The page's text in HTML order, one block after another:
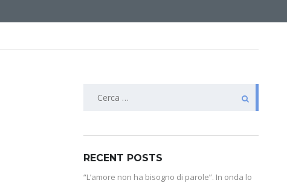
RECENT POSTS
“L’amore non ha bisogno di parole”. In onda lo